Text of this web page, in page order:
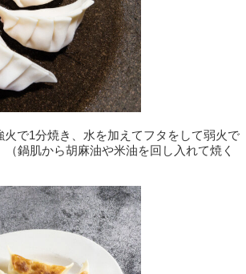
で1分焼き、水を加えてフタをして弱火で
鍋肌から胡麻油や米油を回し入れて焼く